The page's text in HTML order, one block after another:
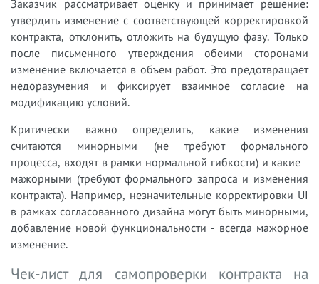
Заказчик рассматривает оценку и принимает решение:
утвердить изменение с соответствующей корректировкой
контракта, отклонить, отложить на будущую фазу. Только
после письменного утверждения обеими сторонами
изменение включается в объем работ. Это предотвращает
недоразумения и фиксирует взаимное согласие на
модификацию условий.
Критически важно определить, какие изменения
считаются минорными (не требуют формального
процесса, входят в рамки нормальной гибкости) и какие -
мажорными (требуют формального запроса и изменения
контракта). Например, незначительные корректировки UI
в рамках согласованного дизайна могут быть минорными,
добавление новой функциональности - всегда мажорное
изменение.
Чек-лист для самопроверки контракта на